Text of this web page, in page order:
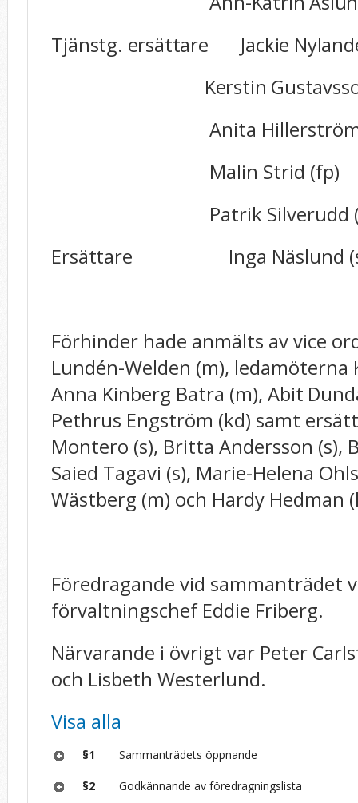
Tjänstg. ersättare Jackie
Kerstin Gustavsson
Anita Hillerström
Malin Strid (fp)
Patrik Silverudd
Ersättare Inga Näslund
Förhinder hade anmälts av vice
Lundén-Welden (m), ledamöterna
Anna Kinberg Batra (m),Abit
Pethrus Engström (kd) samt
Montero (s), Britta Andersson (s),
Saied Tagavi (s), Marie-Helena
Wästberg (m) och Hardy Hedman
Föredragande vid sammanträdet
förvaltningschef Eddie Friberg.
Närvarande i övrigt var Peter
och Lisbeth Westerlund.
Visa alla
§1 Sammanträdets öppnande
§2 Godkännande av föredragningslista